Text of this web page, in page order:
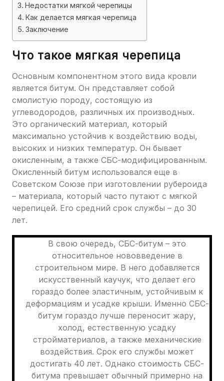
Недостатки мягкой черепицы
Как делается мягкая черепица
Заключение
Что такое мягкая черепица
Основным компонентном этого вида кровли
является битум. Он представляет собой
смолистую породу, состоящую из
углеводородов, различных их производных.
Это органический материал, который
максимально устойчив к воздействию воды,
высоких и низких температур. Он бывает
окисленным, а также СБС-модифицированным.
Окисленный битум использовался еще в
Советском Союзе при изготовлении рубероида
– материала, который часто путают с мягкой
черепицей. Его средний срок службы – до 30
лет.
В свою очередь, СБС-битум – это
относительное нововведение в
строительном мире. В него добавляется
искусственный каучук, что делает его
гораздо более эластичным, устойчивым к
деформациям и усадке крыши. Именно СБС-
битум гораздо лучше переносит жару,
холод, естественную усадку
стройматериалов, а также механические
воздействия. Срок его службы может
достигать 40 лет. Однако стоимость СБС-
битума превышает обычный примерно на